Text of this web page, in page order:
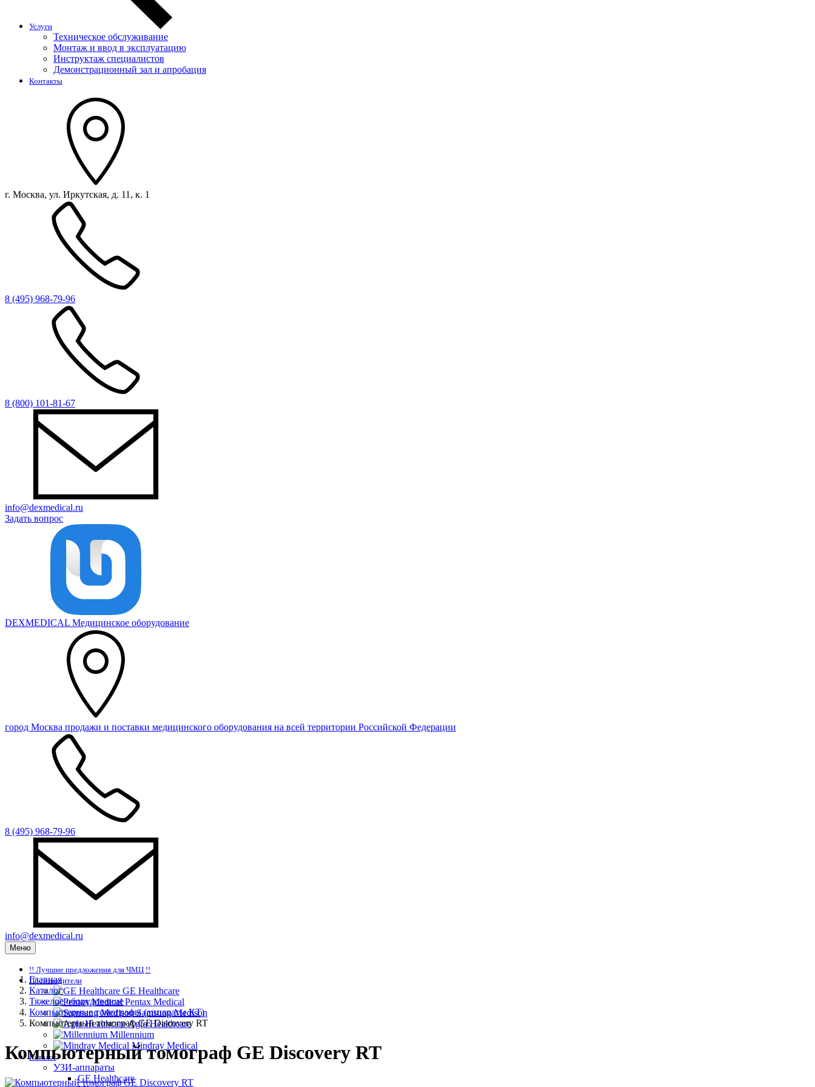
Услуги
Техническое обслуживание
Монтаж и ввод в эксплуатацию
Инструктаж специалистов
Демонстрационный зал и апробация
Контакты
г. Москва, ул. Иркутская, д. 11, к. 1
8 (495) 968-79-96
8 (800) 101-81-67
info@dexmedical.ru
Задать вопрос
DEXMEDICAL Медицинское оборудование
город Москва продажи и поставки медицинского оборудования на всей территории Российской Федерации
8 (495) 968-79-96
info@dexmedical.ru
Меню
!! Лучшие предложения для ЧМЦ !!
Производители
GE Healthcare
Pentax Medical
Samsung Medison
Agfa Healthcare
Millennium
Mindray Medical
Каталог
УЗИ-аппараты
GE Healthcare
Главная
Каталог
Тяжелое оборудование
Компьютерные томографы (аппараты КТ)
Компьютерный томограф GE Discovery RT
Компьютерный томограф GE Discovery RT